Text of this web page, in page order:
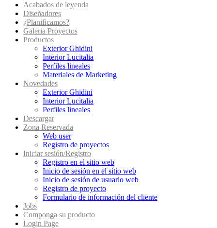
Acabados de leyenda
Diseñadores
¿Planificamos?
Galeria Proyectos
Productos
Exterior Ghidini
Interior Lucitalia
Perfiles lineales
Materiales de Marketing
Novedades
Exterior Ghidini
Interior Lucitalia
Perfiles lineales
Descargar
Zona Reservada
Web user
Registro de proyectos
Iniciar sesión/Registro
Registro en el sitio web
Inicio de sesión en el sitio web
Inicio de sesión de usuario web
Registro de proyecto
Formulario de información del cliente
Jobs
Componga su producto
Login Page